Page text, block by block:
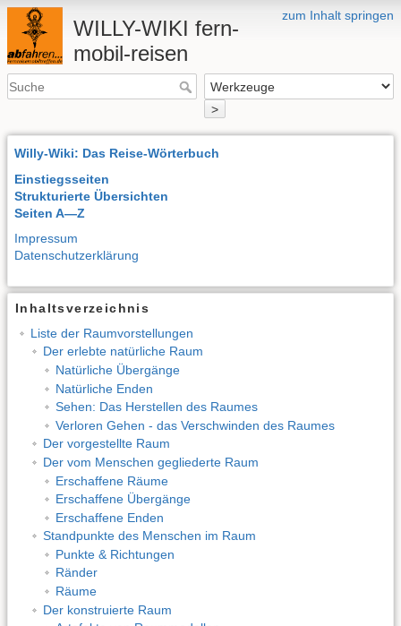
zum Inhalt springen
WILLY-WIKI fern-
mobil-reisen
>
Willy-Wiki: Das Reise-Wörterbuch
Einstiegsseiten
Strukturierte Übersichten
Seiten A—Z
Impressum
Datenschutzerklärung
Inhaltsverzeichnis
Liste der Raumvorstellungen
Der erlebte natürliche Raum
Natürliche Übergänge
Natürliche Enden
Sehen: Das Herstellen des Raumes
Verloren Gehen - das Verschwinden des Raumes
Der vorgestellte Raum
Der vom Menschen gegliederte Raum
Erschaffene Räume
Erschaffene Übergänge
Erschaffene Enden
Standpunkte des Menschen im Raum
Punkte & Richtungen
Ränder
Räume
Der konstruierte Raum